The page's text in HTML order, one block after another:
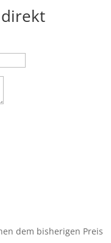
dem bisherigen Preis